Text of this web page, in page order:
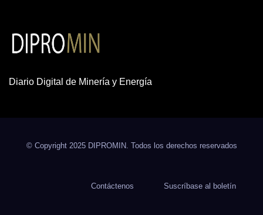
Diario Digital de Minería y Energía
© Copyright 2025 DIPROMIN. Todos los derechos reservados
Contáctenos Suscríbase al boletín